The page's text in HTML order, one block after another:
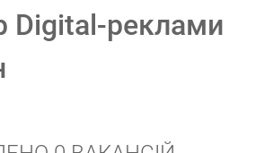
Digital-реклами